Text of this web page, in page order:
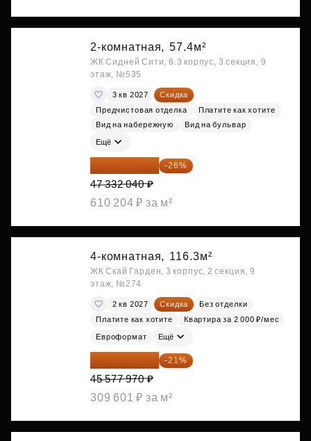
2-комнатная, 57.4м²
ЖК Сидней Сити, 6.3 корпус, 3 секция, 9
этаж, №535
3 кв 2027
Скидка
Предчистовая отделка
Платите как хотите
Вид на набережную
Вид на бульвар
Ещё
35 025 710 ₽ -26%
47 332 040 ₽
610 204 ₽ за м²
4-комнатная, 116.3м²
ЖК Скай Гарден, 3 корпус, 2 секция, 9
этаж, №274
2 кв 2027 Скидка
Без отделки
Платите как хотите
Квартира за 2 000 ₽/мес
Евроформат Ещё
36 006 596 ₽ -21%
45 577 970 ₽
309 601 ₽ за м²